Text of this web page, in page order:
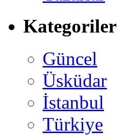
Kategoriler
Güncel
Üsküdar
İstanbul
Türkiye